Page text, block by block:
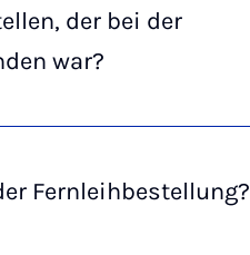
der bei der
war?
Fernleihbestellung?